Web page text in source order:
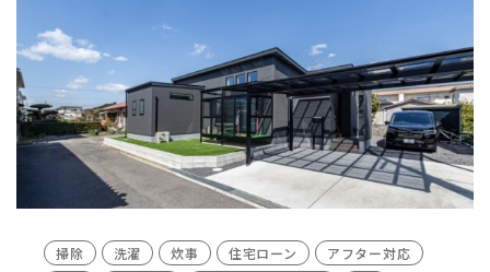
掃除 洗濯 炊事 住宅ローン
アフター対応